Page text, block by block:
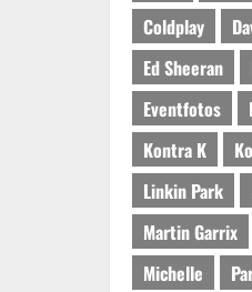
Coldplay
Ed Sheeran
Eventfotos
Kontra K
Linkin Park
Martin Garrix
Michelle